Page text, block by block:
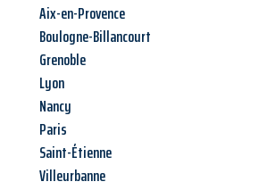
Aix-en-Provence
Boulogne-Billancourt
Grenoble
Lyon
Nancy
Paris
Saint-Étienne
Villeurbanne